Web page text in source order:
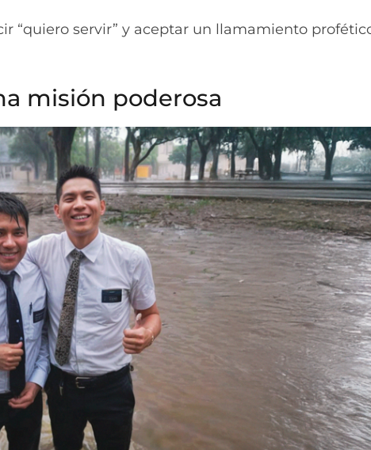
“quiero servir” y aceptar un llamamiento
misión poderosa